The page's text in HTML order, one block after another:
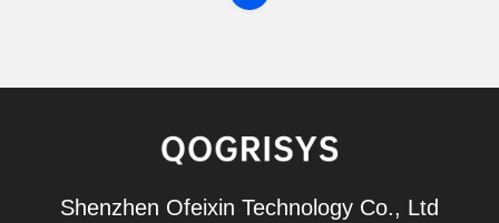
Shenzhen Ofeixin Technology Co., Ltd